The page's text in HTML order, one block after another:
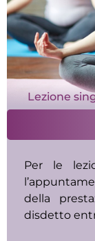
Lezione
Per le
della
disdetto